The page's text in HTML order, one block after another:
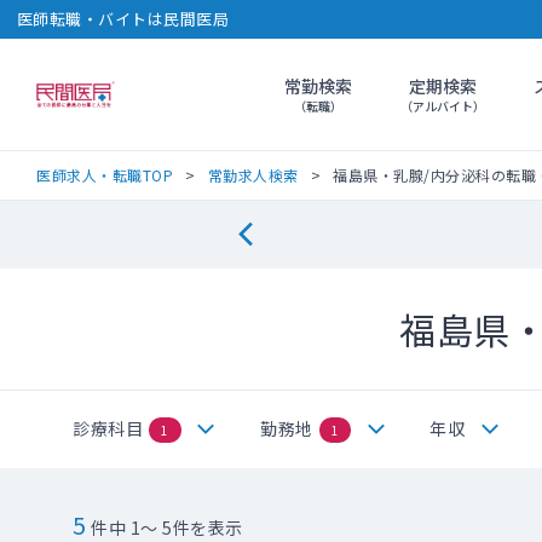
医師転職・バイトは民間医局
民間医局常勤検索
（転職）
定期検索
（アルバイト）
医師求人・転職TOP 常勤求人検索 福島県・乳腺/内分泌科の転職
福島県
診療科目 1 勤務地 1 年収
5 件中 1～ 5件を表示